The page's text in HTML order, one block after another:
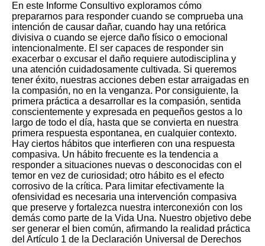
En este Informe Consultivo exploramos cómo
prepararnos para responder cuando se comprueba una
intención de causar dañar, cuando hay una retórica
divisiva o cuando se ejerce daño físico o emocional
intencionalmente. El ser capaces de responder sin
exacerbar o excusar el daño requiere autodisciplina y
una atención cuidadosamente cultivada. Si queremos
tener éxito, nuestras acciones deben estar arraigadas en
la compasión, no en la venganza. Por consiguiente, la
primera práctica a desarrollar es la compasión, sentida
conscientemente y expresada en pequeños gestos a lo
largo de todo el día, hasta que se convierta en nuestra
primera respuesta espontanea, en cualquier contexto.
Hay ciertos hábitos que interfieren con una respuesta
compasiva. Un hábito frecuente es la tendencia a
responder a situaciones nuevas o desconocidas con el
temor en vez de curiosidad; otro hábito es el efecto
corrosivo de la crítica. Para limitar efectivamente la
ofensividad es necesaria una intervención compasiva
que preserve y fortalezca nuestra interconexión con los
demás como parte de la Vida Una. Nuestro objetivo debe
ser generar el bien común, afirmando la realidad práctica
del Artículo 1 de la Declaración Universal de Derechos